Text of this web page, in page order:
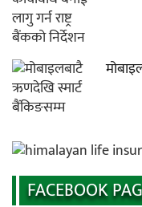
FACEBOOK